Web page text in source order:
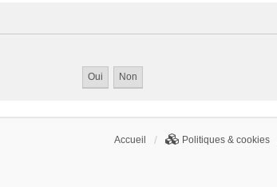
Accueil Politiques & cookies